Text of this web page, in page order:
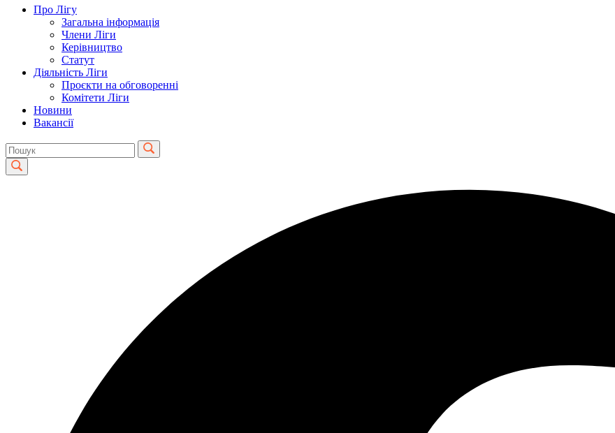
Про Лігу
Загальна інформація
Члени Ліги
Керівництво
Статут
Діяльність Ліги
Проєкти на обговоренні
Комітети Ліги
Новини
Вакансії